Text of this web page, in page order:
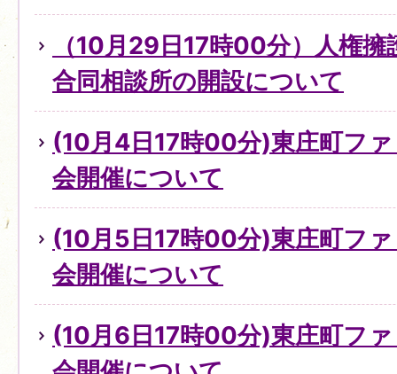
（10月29日17時00分）人権
合同相談所の開設について
(10月4日17時00分)東庄町フ
会開催について
(10月5日17時00分)東庄町フ
会開催について
(10月6日17時00分)東庄町フ